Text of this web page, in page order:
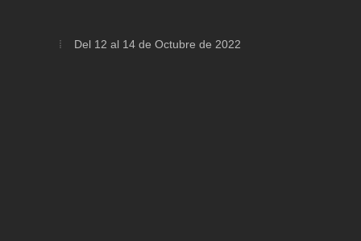
Del 12 al 14 de Octubre de 2022